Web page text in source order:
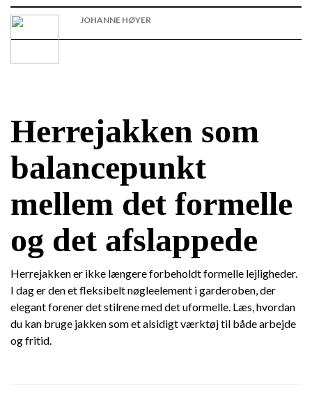
JOHANNE HØYER
Herrejakken som
balancepunkt
mellem det formelle
og det afslappede
Herrejakken er ikke længere forbeholdt formelle lejligheder.
I dag er den et fleksibelt nøgleelement i garderoben, der
elegant forener det stilrene med det uformelle. Læs, hvordan
du kan bruge jakken som et alsidigt værktøj til både arbejde
og fritid.